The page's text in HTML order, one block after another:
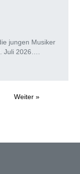
jungen Musiker
Juli 2026….
Weiter »